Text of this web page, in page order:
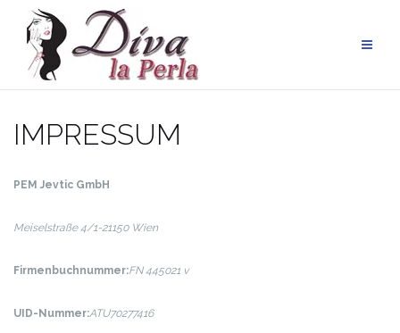
content
IMPRESSUM
PEM Jevtic GmbH
Meiselstraße 4/1-21150 Wien
Firmenbuchnummer:FN 445021 v
UID-Nummer:ATU70277416